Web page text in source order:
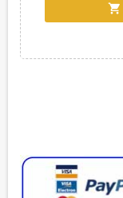
shopping_cart